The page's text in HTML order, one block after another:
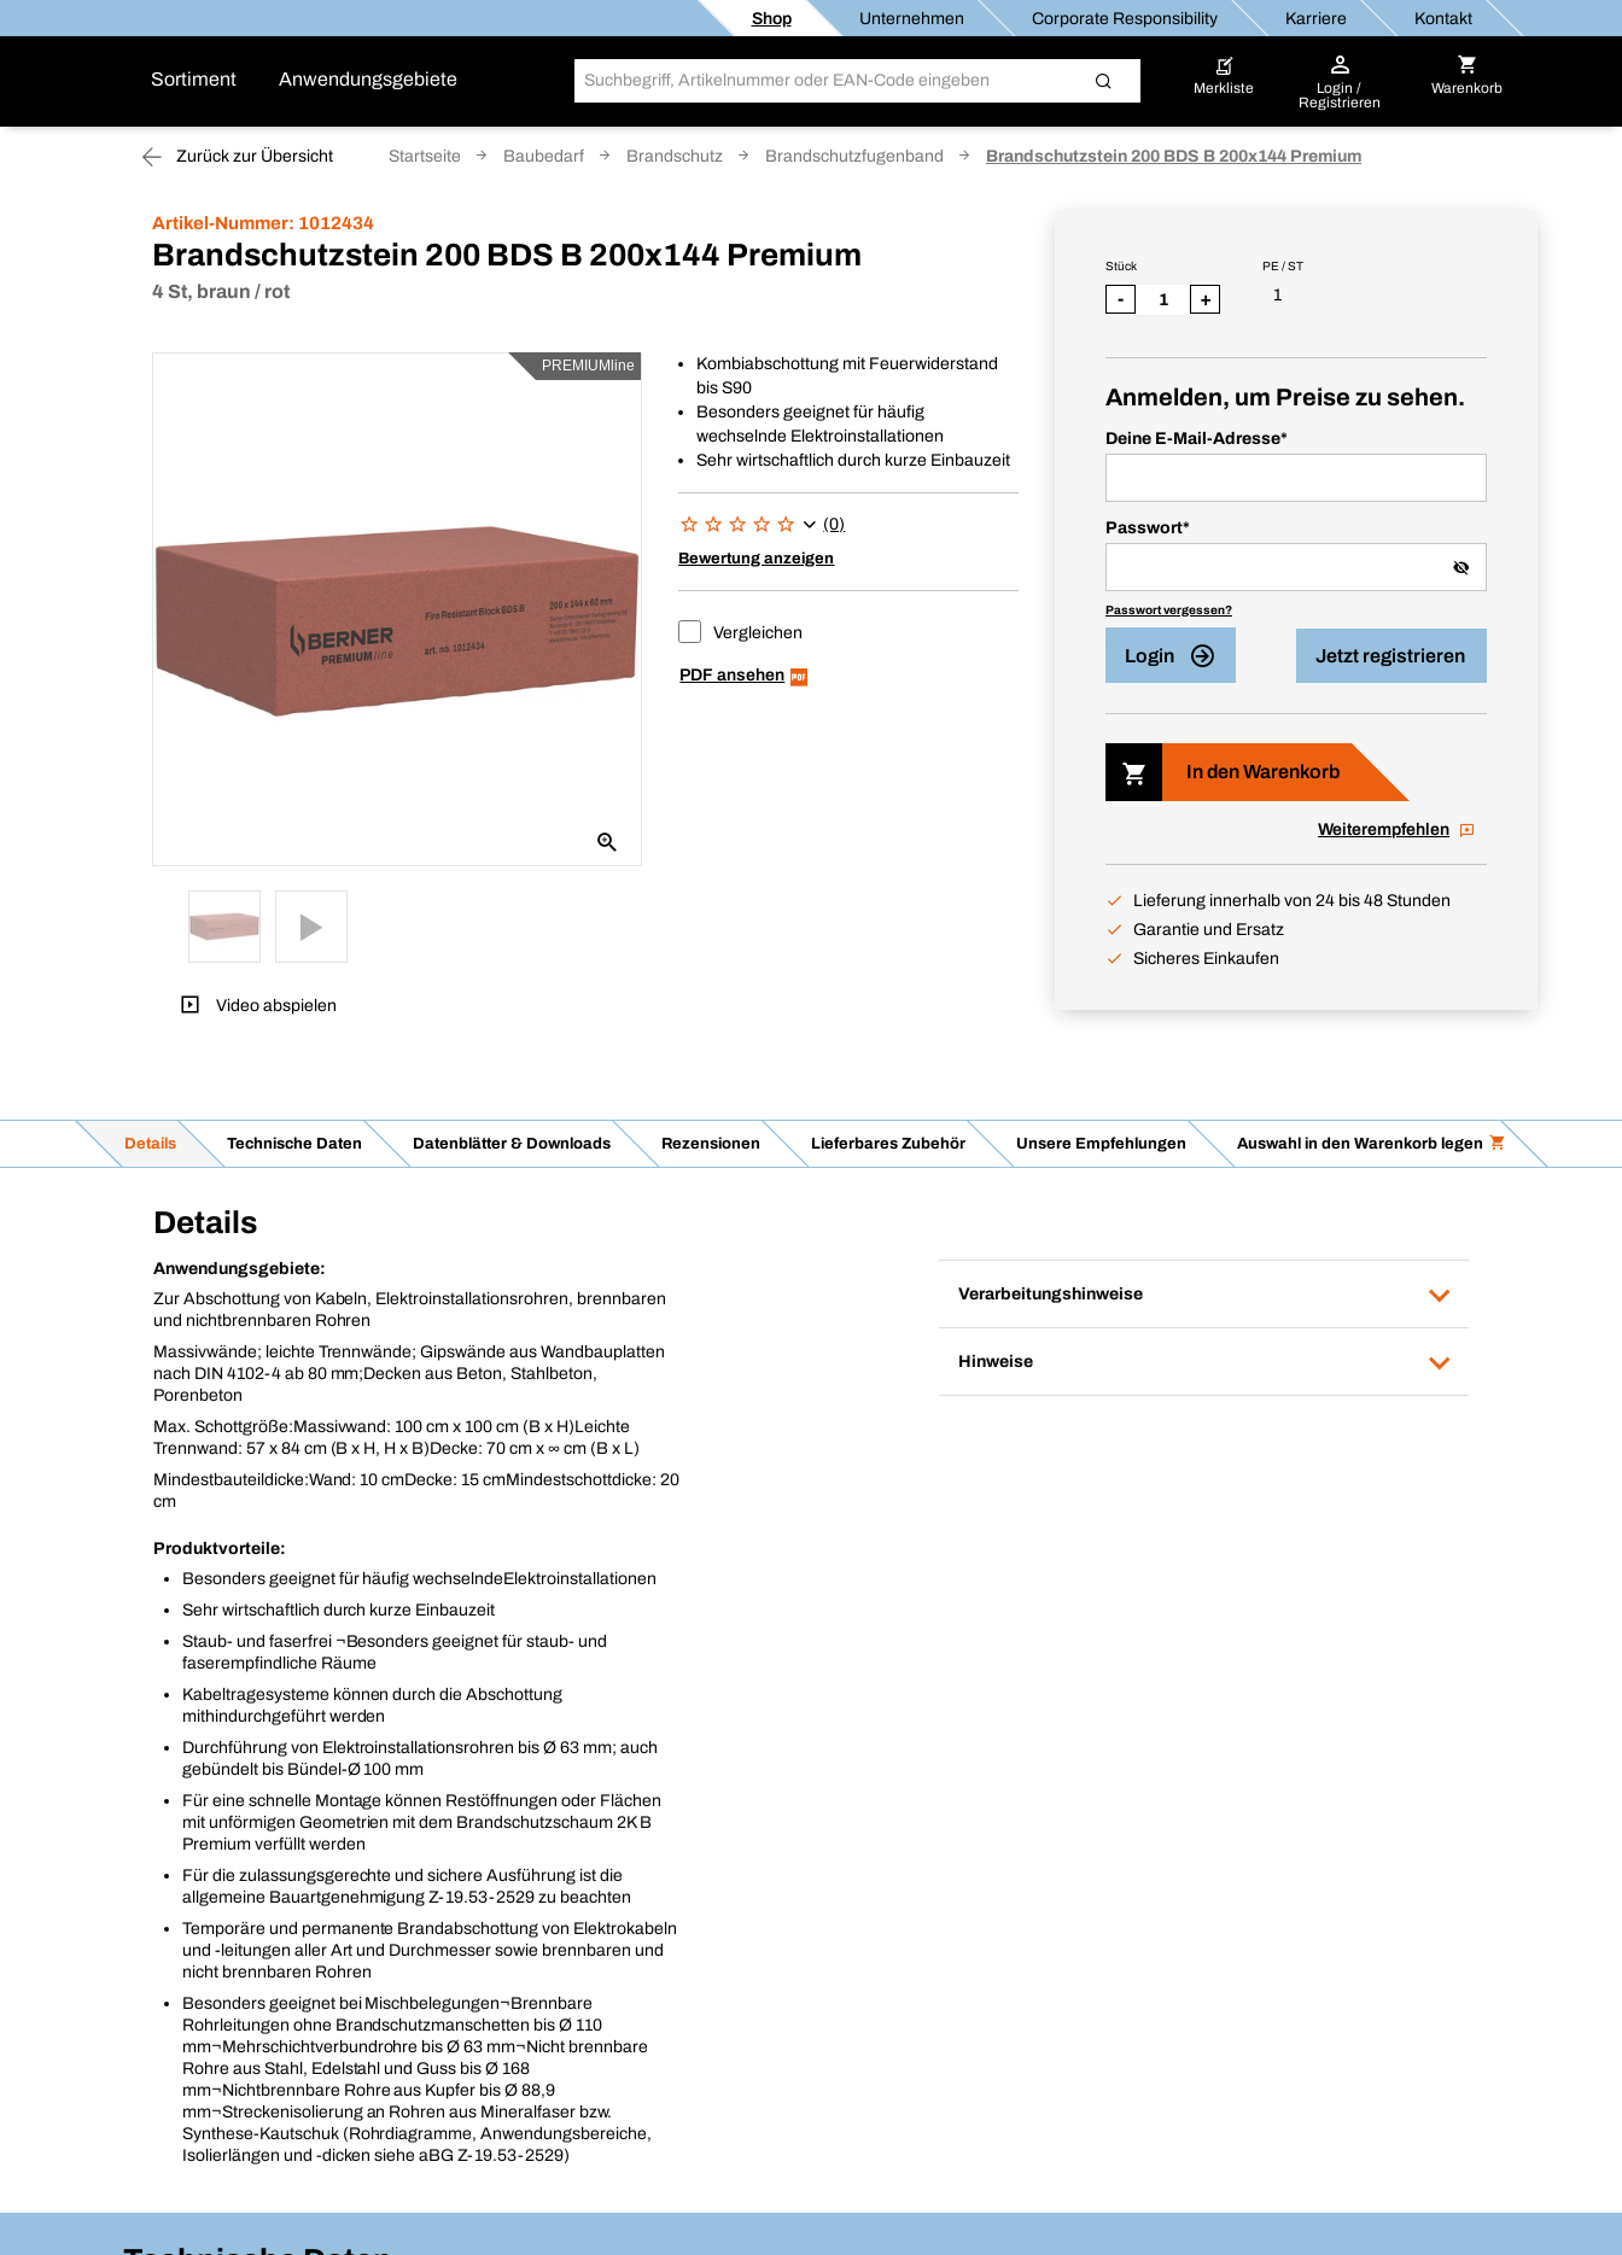
Shop Unternehmen Corporate Responsibility Karriere Kontakt
Sortiment Anwendungsgebiete Merkliste
Login /
Registrieren
Warenkorb
Zurück zur Übersicht Startseite Baubedarf Brandschutz Brandschutzfugenband Brandschutzstein 200 BDS B 200x144 Premium
Artikel-Nummer: 1012434
Brandschutzstein 200 BDS B 200x144 Premium
4 St, braun / rot
PREMIUMline
Video abspielen
Kombiabschottung mit Feuerwiderstand
bis S90
Besonders geeignet für häufig
wechselnde Elektroinstallationen
Sehr wirtschaftlich durch kurze Einbauzeit
(0)
Bewertung anzeigen
Vergleichen
PDF ansehen
PE / ST
1
Stück
- +
Anmelden, um Preise zu sehen.
Deine E-Mail-Adresse*
Passwort*
Passwort vergessen?
Login Jetzt registrieren
In den Warenkorb
Weiterempfehlen
Lieferung innerhalb von 24 bis 48 Stunden
Garantie und Ersatz
Sicheres Einkaufen
Details Technische Daten Datenblätter & Downloads Rezensionen Lieferbares Zubehör Unsere Empfehlungen Auswahl in den Warenkorb legen
Details
Anwendungsgebiete:
Zur Abschottung von Kabeln, Elektroinstallationsrohren, brennbaren
und nichtbrennbaren Rohren
Massivwände; leichte Trennwände; Gipswände aus Wandbauplatten
nach DIN 4102-4 ab 80 mm;Decken aus Beton, Stahlbeton,
Porenbeton
Max. Schottgröße:Massivwand: 100 cm x 100 cm (B x H)Leichte
Trennwand: 57 x 84 cm (B x H, H x B)Decke: 70 cm x ∞ cm (B x L)
Mindestbauteildicke:Wand: 10 cmDecke: 15 cmMindestschottdicke: 20
cm
Produktvorteile:
Besonders geeignet für häufig wechselndeElektroinstallationen
Sehr wirtschaftlich durch kurze Einbauzeit
Staub- und faserfrei ¬Besonders geeignet für staub- und
faserempfindliche Räume
Kabeltragesysteme können durch die Abschottung
mithindurchgeführt werden
Durchführung von Elektroinstallationsrohren bis Ø 63 mm; auch
gebündelt bis Bündel-Ø 100 mm
Für eine schnelle Montage können Restöffnungen oder Flächen
mit unförmigen Geometrien mit dem Brandschutzschaum 2K B
Premium verfüllt werden
Für die zulassungsgerechte und sichere Ausführung ist die
allgemeine Bauartgenehmigung Z-19.53-2529 zu beachten
Temporäre und permanente Brandabschottung von Elektrokabeln
und -leitungen aller Art und Durchmesser sowie brennbaren und
nicht brennbaren Rohren
Besonders geeignet bei Mischbelegungen¬Brennbare
Rohrleitungen ohne Brandschutzmanschetten bis Ø 110
mm¬Mehrschichtverbundrohre bis Ø 63 mm¬Nicht brennbare
Rohre aus Stahl, Edelstahl und Guss bis Ø 168
mm¬Nichtbrennbare Rohre aus Kupfer bis Ø 88,9
mm¬Streckenisolierung an Rohren aus Mineralfaser bzw.
Synthese-Kautschuk (Rohrdiagramme, Anwendungsbereiche,
Isolierlängen und -dicken siehe aBG Z-19.53-2529)
Verarbeitungshinweise
Hinweise